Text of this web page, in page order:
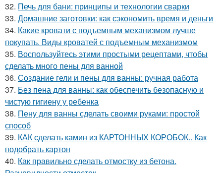
32. Печь для бани: принципы и технологии сварки
33. Домашние заготовки: как сэкономить время и деньги
34. Какие кровати с подъемным механизмом лучше
покупать. Виды кроватей с подъемным механизмом
35. Воспользуйтесь этими простыми рецептами, чтобы
сделать много пены для ванной
36. Создание гели и пены для ванны: ручная работа
37. Без пена для ванны: как обеспечить безопасную и
чистую гигиену у ребенка
38. Пену для ванны сделать своими руками: простой
способ
39. КАК сделать камин из КАРТОННЫХ КОРОБОК.. Как
подобрать картон
40. Как правильно сделать отмостку из бетона.